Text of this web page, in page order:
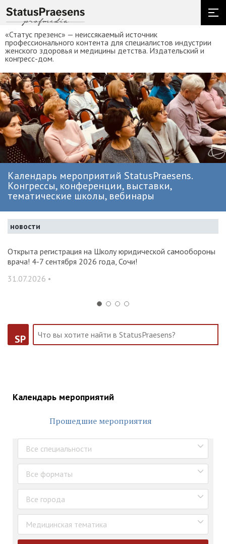
«Статус презенс» — неиссякаемый источник
профессионального контента для специалистов индустрии
женского здоровья и медицины детства. Издательский и
конгресс-дом.
Календарь мероприятий StatusPraesens.
Конгрессы, конференции, выставки,
тематические школы, вебинары
новости
Открыта регистрация на Школу юридической самообороны
врача! 4-7 сентября 2026 года, Сочи!
31.07.2026 •
SP
Календарь мероприятий
Прошедшие мероприятия
Все специальности
Все форматы
Все города
Медицинская тематика